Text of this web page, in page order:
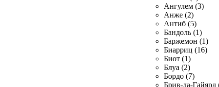
Ангулем (3)
Анже (2)
Антиб (5)
Бандоль (1)
Баржемон (1)
Биарриц (16)
Биот (1)
Блуа (2)
Бордо (7)
Брив-ла-Гайярд